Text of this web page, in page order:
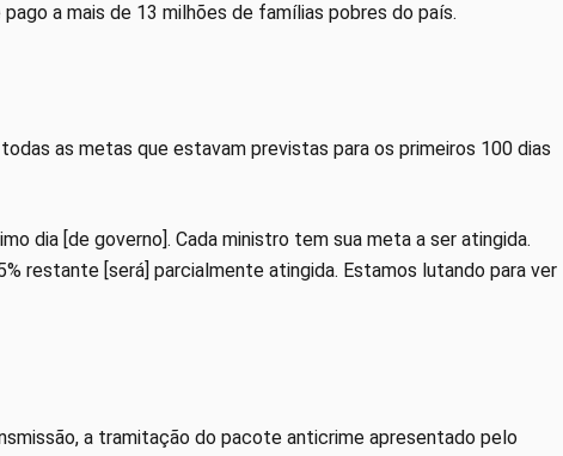
a mais de 13 milhões de famílias pobres do país.
as metas que estavam previstas para os primeiros 100 dias
dia [de governo]. Cada ministro tem sua meta a ser atingida.
restante [será] parcialmente atingida. Estamos lutando para ver
a tramitação do pacote anticrime apresentado pelo